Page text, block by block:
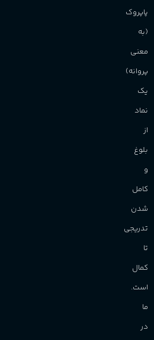
آقایانپاپروک
(به
معنی
پروانه)
یک
نماد
از
بلوغ
و
کامل
شدن
تدریجی
تا
کمال
است.
ما
در